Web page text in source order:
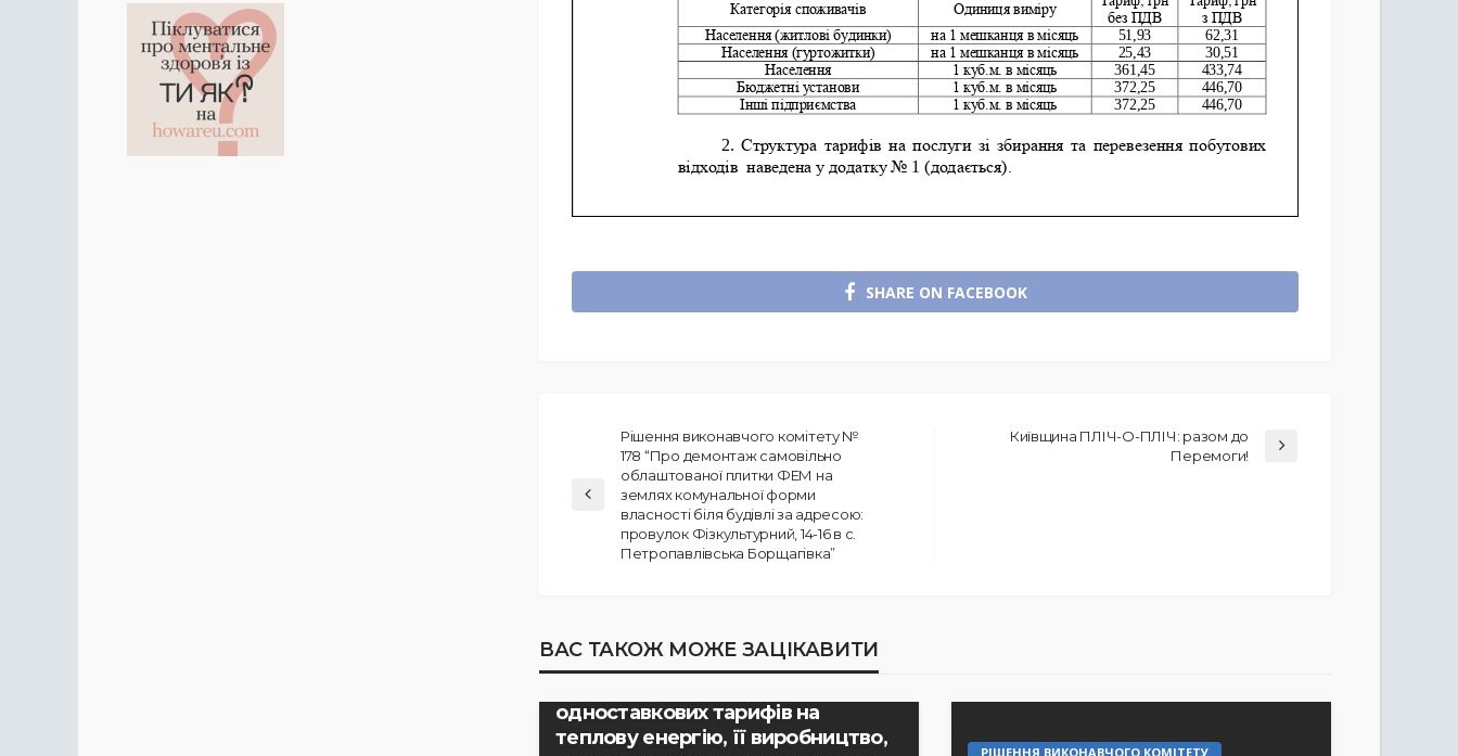
SHARE ON FACEBOOK
Рішення виконавчого комітету №
178 “Про демонтаж самовільно
облаштованої плитки ФЕМ на
землях комунальної форми
власності біля будівлі за адресою:
провулок Фізкультурний, 14-16 в с.
Петропавлівська Борщагівка”
Київщина ПЛІЧ-О-ПЛІЧ: разом до
Перемоги!
ВАС ТАКОЖ МОЖЕ ЗАЦІКАВИТИ
Рішення виконавчого комітету №
одноставкових тарифів на
теплову енергію, її виробництво,
РІШЕННЯ ВИКОНАВЧОГО КОМІТЕТУ